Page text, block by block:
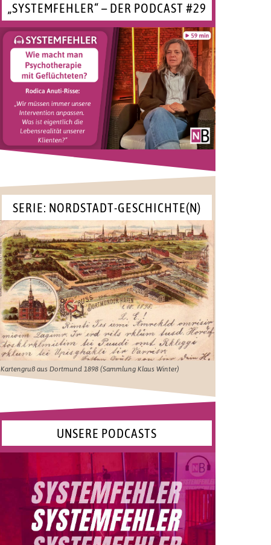
„SYSTEMFEHLER“ – DER PODCAST #29
SERIE: NORDSTADT-GESCHICHTE(N)
Kartengruß aus Dortmund 1898 (Sammlung Klaus Winter)
UNSERE PODCASTS